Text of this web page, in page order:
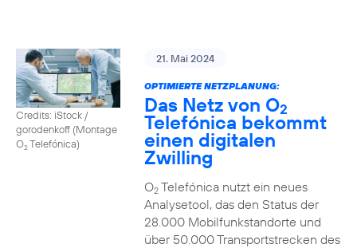
Credits: iStock /
gorodenkoff (Montage
O2Telefónica)
21. Mai 2024
OPTIMIERTE NETZPLANUNG:
Das Netz von O2
Telefónica bekommt
einen digitalen
Zwilling
O2Telefónica nutzt ein neues
Analysetool, das den Status der
28.000 Mobilfunkstandorte und
über 50.000 Transportstrecken des